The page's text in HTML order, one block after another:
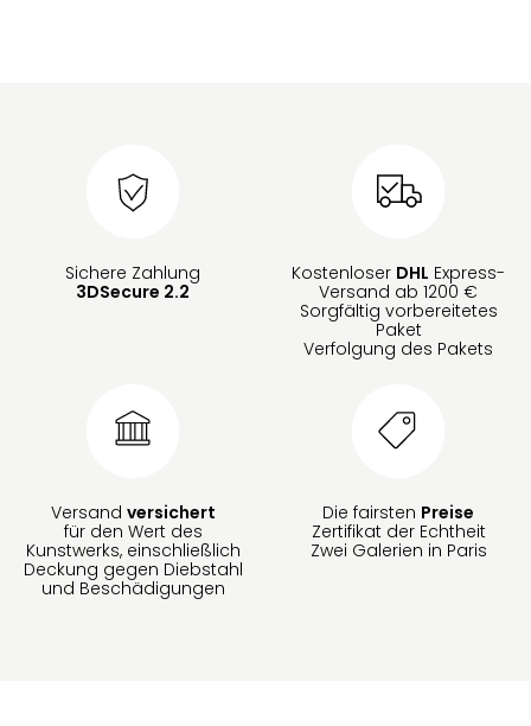
Sichere Zahlung
3DSecure 2.2
Kostenloser DHL Express-
Versand ab 1200 €
Sorgfältig vorbereitetes
Paket
Verfolgung des Pakets
Versand versichert
für den Wert des
Kunstwerks, einschließlich
Deckung gegen Diebstahl
und Beschädigungen
Die fairsten Preise
Zertifikat der Echtheit
Zwei Galerien in Paris